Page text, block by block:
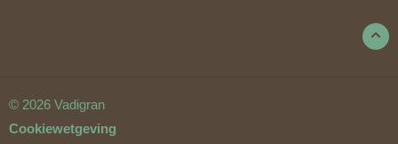
© 2026 Vadigran
Cookiewetgeving